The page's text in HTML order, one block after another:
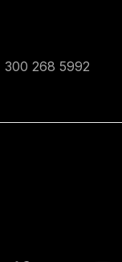
300 268 5992